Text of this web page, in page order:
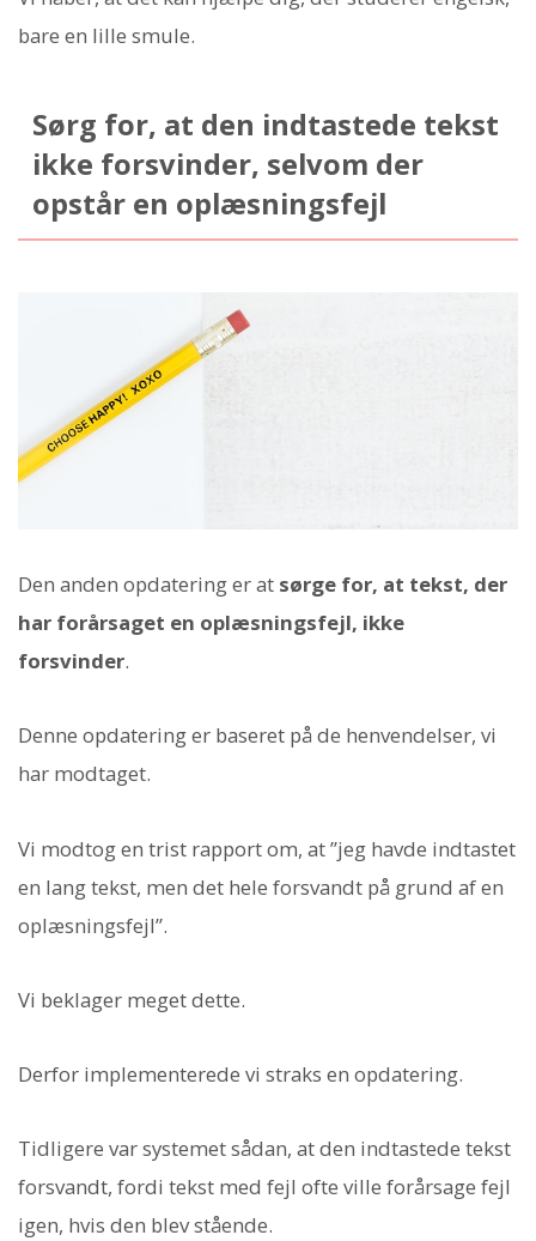
bare en lille smule.
Sørg for, at den indtastede tekst
ikke forsvinder, selvom der
opstår en oplæsningsfejl
Den anden opdatering er at sørge for, at tekst, der
har forårsaget en oplæsningsfejl, ikke
forsvinder.
Denne opdatering er baseret på de henvendelser, vi
har modtaget.
Vi modtog en trist rapport om, at ”jeg havde indtastet
en lang tekst, men det hele forsvandt på grund af en
oplæsningsfejl”.
Vi beklager meget dette.
Derfor implementerede vi straks en opdatering.
Tidligere var systemet sådan, at den indtastede tekst
forsvandt, fordi tekst med fejl ofte ville forårsage fejl
igen, hvis den blev stående.